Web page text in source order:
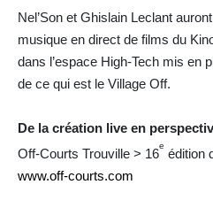
Nel’Son et Ghislain Leclant
musique en direct de films du
dans l’espace High-Tech mis en
de ce qui est le Village Off.
De la création live en
Off-Courts Trouville > 16
e
édition
www.off-courts.com